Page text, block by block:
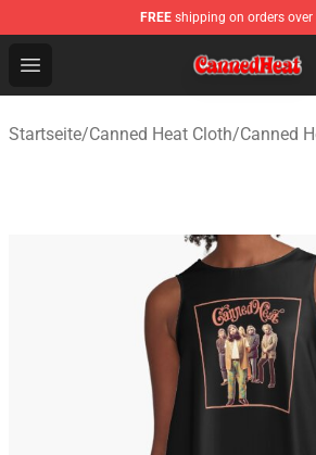
FREE shipping on orders over
Open menu
Canned Heat Store - Official
Startseite/Canned Heat Cloth/Canned